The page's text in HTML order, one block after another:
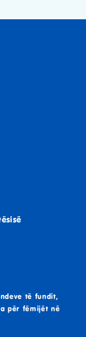
të fundit,
për fëmijët në